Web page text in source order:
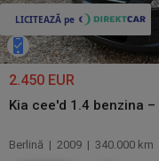
2.450 EUR
Kia cee'd 1.4 benzina
Berlină | 2009 | 340.000 km